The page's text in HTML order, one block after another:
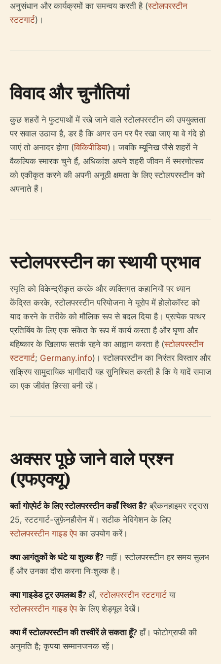
अनुसंधान और कार्यक्रमों का समन्वय करती है (स्टोलपरस्टीन
स्टटगार्ट)।
विवाद और चुनौतियां
कुछ शहरों ने फुटपाथों में रखे जाने वाले स्टोलपरस्टीन की उपयुक्तता
पर सवाल उठाया है, डर है कि अगर उन पर पैर रखा जाए या वे गंदे हो
जाएं तो अनादर होगा (विकिपीडिया)। जबकि म्यूनिख जैसे शहरों ने
वैकल्पिक स्मारक चुने हैं, अधिकांश अपने शहरी जीवन में स्मरणोत्सव
को एकीकृत करने की अपनी अनूठी क्षमता के लिए स्टोलपरस्टीन को
अपनाते हैं।
स्टोलपरस्टीन का स्थायी प्रभाव
स्मृति को विकेन्द्रीकृत करके और व्यक्तिगत कहानियों पर ध्यान
केंद्रित करके, स्टोलपरस्टीन परियोजना ने यूरोप में होलोकॉस्ट को
याद करने के तरीके को मौलिक रूप से बदल दिया है। प्रत्येक पत्थर
प्रतिबिंब के लिए एक संकेत के रूप में कार्य करता है और घृणा और
बहिष्कार के खिलाफ सतर्क रहने का आह्वान करता है (स्टोलपरस्टीन
स्टटगार्ट; Germany.info)। स्टोलपरस्टीन का निरंतर विस्तार और
सक्रिय सामुदायिक भागीदारी यह सुनिश्चित करती है कि ये यादें समाज
का एक जीवंत हिस्सा बनी रहें।
अक्सर पूछे जाने वाले प्रश्न
(एफएक्यू)
बर्ता गोएपेर्ट के लिए स्टोलपरस्टीन कहाँ स्थित है? ब्रैकनहाइमर स्ट्रास
25, स्टटगार्ट-ज़ुफ़ेनहौसेन में। सटीक नेविगेशन के लिए
स्टोलपरस्टीन गाइड ऐपका उपयोग करें।
क्या आगंतुकों के घंटे या शुल्क हैं? नहीं। स्टोलपरस्टीन हर समय सुलभ
हैं और उनका दौरा करना निःशुल्क है।
क्या गाइडेड टूर उपलब्ध हैं? हाँ,स्टोलपरस्टीन स्टटगार्ट या
स्टोलपरस्टीन गाइड ऐपके लिए शेड्यूल देखें।
क्या मैं स्टोलपरस्टीन की तस्वीरें ले सकता हूँ? हाँ। फोटोग्राफी की
अनुमति है; कृपया सम्मानजनक रहें।